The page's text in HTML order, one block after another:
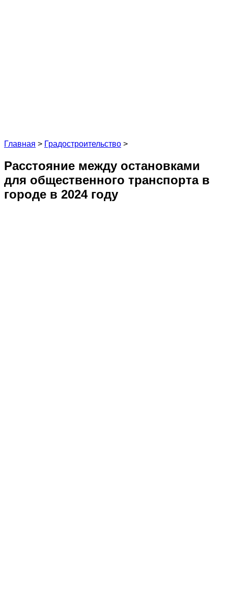
Главная > Градостроительство >
Расстояние между остановками
для общественного транспорта в
городе в 2024 году